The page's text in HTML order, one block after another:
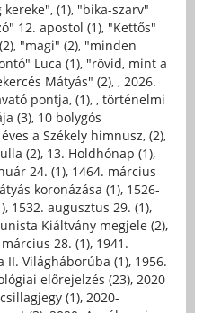
kereke", (1), "bika-szarv"
12. apostol (1), "Kettős"
, "magi" (2), "minden
Luca (1), "rövid, mint a
Mátyás" (2), , 2026.
pontja, (1), , történelmi
(3), 10 bolygós
a Székely himnusz, (2),
(2), 13. Holdhónap (1),
24. (1), 1464. március
koronázása (1), 1526-
, 1532. augusztus 29. (1),
Kiáltvány megjele (2),
28. (1), 1941.
II. Világháborúba (1), 1956.
előrejelzés (23), 2020
(1), 2020-